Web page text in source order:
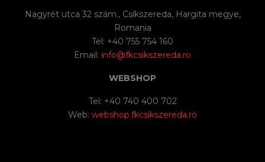
Nagyrét utca 32 szám., Csíkszereda, Hargita megye,
Romania
Tel: +40 755 754 160
Email: info@fkcsikszereda.ro
WEBSHOP
Tel: +40 740 400 702
Web: webshop.fkcsikszereda.ro